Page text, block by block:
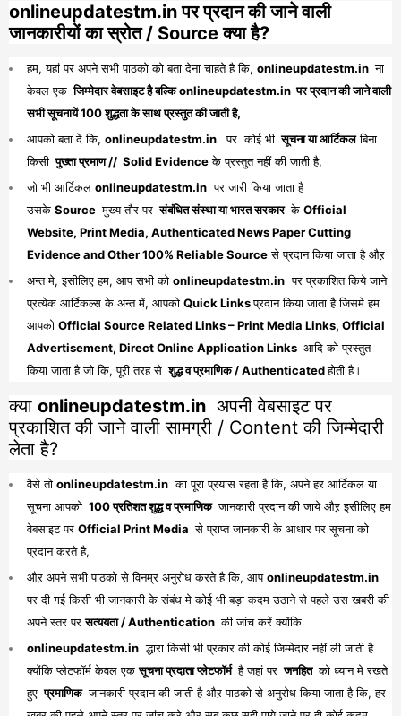
onlineupdatestm.in पर प्रदान की जाने वाली
जानकारीयों का स्रोत / Source क्या है?
हम, यहां पर अपने सभी पाठको को बता देना चाहते है कि, onlineupdatestm.in ना
केवल एक जिम्मेदार वेबसाइट है बल्कि onlineupdatestm.in पर प्रदान की जाने वाली
सभी सूचनायें 100 शुद्धता के साथ प्रस्तुत की जाती है,
आपको बता दें कि, onlineupdatestm.in पर कोई भी सूचना या आर्टिकलबिना
किसी पुख्ता प्रमाण // Solid Evidenceके प्रस्तुत नहीं की जाती है,
जो भी आर्टिकल onlineupdatestm.in पर जारी किया जाता है
उसके Source मुख्य तौर पर संबंधित संस्था या भारत सरकार के Official
Website, Print Media, Authenticated News Paper Cutting
Evidence and Other 100% Reliable Sourceसे प्रदान किया जाता है औऱ
अन्त मे, इसीलिए हम, आप सभी को onlineupdatestm.in पर प्रकाशित किये जाने
प्रत्येक आर्टिकल्स के अन्त में, आपको Quick Linksप्रदान किया जाता है जिसमे हम
आपको Official Source Related Links – Print Media Links, Official
Advertisement, Direct Online Application Links आदि को प्रस्तुत
किया जाता है जो कि, पूरी तरह से शुद्ध व प्रमाणिक / Authenticatedहोती है।
क्या onlineupdatestm.in अपनी वेबसाइट पर
प्रकाशित की जाने वाली सामग्री / Content की जिम्मेदारी
लेता है?
वैसे तो onlineupdatestm.in का पूरा प्रयास रहता है कि, अपने हर आर्टिकल या
सूचना आपको 100 प्रतिशत शुद्ध व प्रमाणिक जानकारी प्रदान की जाये औऱ इसीलिए हम
वेबसाइट पर Official Print Media से प्राप्त जानकारी के आधार पर सूचना को
प्रदान करते है,
औऱ अपने सभी पाठको से विनम्र अनुरोध करते है कि, आपonlineupdatestm.in
पर दी गई किसी भी जानकारी के संबंध मे कोई भी बड़ा कदम उठाने से पहले उस खबरी की
अपने स्तर परसत्ययता / Authentication की जांच करें क्योंकि
onlineupdatestm.in द्धारा किसी भी प्रकार की कोई जिम्मेदार नहीं ली जाती है
क्योंकि प्लेटफॉर्म केवल एकसूचना प्रदाता प्लेटफॉर्म है जहां पर जनहित को ध्यान मे रखते
हुए प्रमाणिक जानकारी प्रदान की जाती है औऱ पाठको से अनुरोध किया जाता है कि, हर